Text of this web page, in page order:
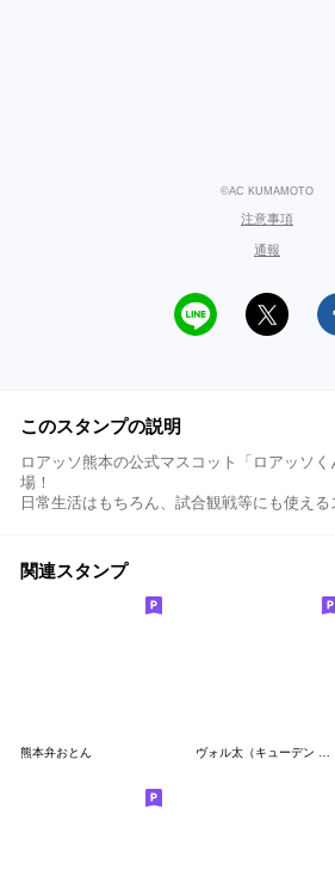
©AC KUMAMOTO
注意事項
通報
このスタンプの説明
ロアッソ熊本の公式マスコット「ロアッソ
場！
日常生活はもちろん、試合観戦等にも使える
関連スタンプ
熊本弁おとん ヴォル太（キューデン ヴォルテクス）